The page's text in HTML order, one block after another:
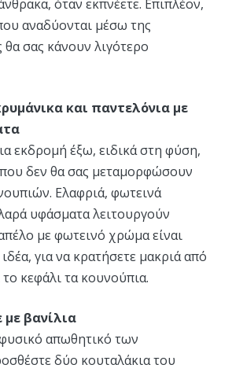
όταν εκπνέετε. Επιπλέον,
αναδύονται μέσω της
θα σας κάνουν λιγότερο
και παντελόνια με
εκδρομή έξω, ειδικά στη φύση,
δεν θα σας μεταμορφώσουν
Ελαφριά, φωτεινά
υφάσματα λειτουργούν
με φωτεινό χρώμα είναι
για να κρατήσετε μακριά από
κεφάλι τα κουνούπια.
με βανίλια
απωθητικό των
δύο κουταλάκια του